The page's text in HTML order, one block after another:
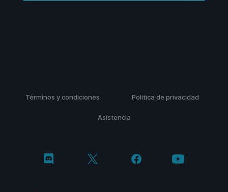
Términos y condiciones Politica de privacidad
Asistencia